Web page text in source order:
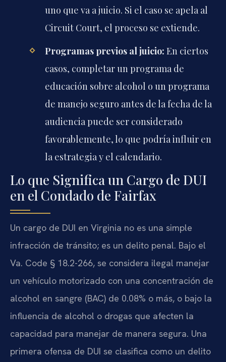
uno que va a juicio. Si el caso se apela al
Circuit Court, el proceso se extiende.
Programas previos al juicio: En ciertos
casos, completar un programa de
educación sobre alcohol o un programa
de manejo seguro antes de la fecha de la
audiencia puede ser considerado
favorablemente, lo que podría influir en
la estrategia y el calendario.
Lo que Significa un Cargo de DUI
en el Condado de Fairfax
Un cargo de DUI en Virginia no es una simple
infracción de tránsito; es un delito penal. Bajo el
Va. Code § 18.2-266, se considera ilegal manejar
un vehículo motorizado con una concentración de
alcohol en sangre (BAC) de 0.08% o más, o bajo la
influencia de alcohol o drogas que afecten la
capacidad para manejar de manera segura. Una
primera ofensa de DUI se clasifica como un delito